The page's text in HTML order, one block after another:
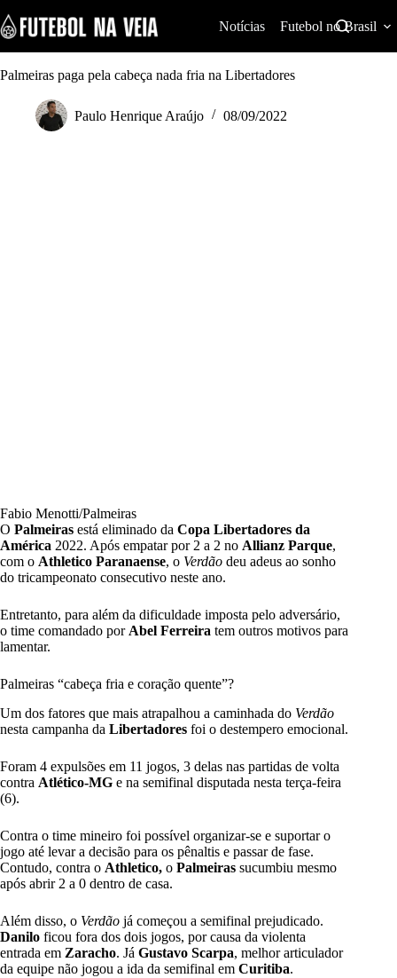
k
i
p
t
Notícias Futebol no Brasil
Palmeiras paga pela cabeça nada fria na Libertadores
Paulo Henrique Araújo 08/09/2022
Fabio Menotti/Palmeiras
O Palmeiras está eliminado da Copa Libertadores da
América 2022. Após empatar por 2 a 2 no Allianz Parque,
com o Athletico Paranaense, o Verdão deu adeus ao sonho
do tricampeonato consecutivo neste ano.
Entretanto, para além da dificuldade imposta pelo adversário,
o time comandado por Abel Ferreira tem outros motivos para
lamentar.
Palmeiras “cabeça fria e coração quente”?
Um dos fatores que mais atrapalhou a caminhada do Verdão
nesta campanha da Libertadores foi o destempero emocional.
Foram 4 expulsões em 11 jogos, 3 delas nas partidas de volta
contra Atlético-MG e na semifinal disputada nesta terça-feira
(6).
Contra o time mineiro foi possível organizar-se e suportar o
jogo até levar a decisão para os pênaltis e passar de fase.
Contudo, contra o Athletico, o Palmeiras sucumbiu mesmo
após abrir 2 a 0 dentro de casa.
Além disso, o Verdão já começou a semifinal prejudicado.
Danilo ficou fora dos dois jogos, por causa da violenta
entrada em Zaracho. Já Gustavo Scarpa, melhor articulador
da equipe não jogou a ida da semifinal em Curitiba.